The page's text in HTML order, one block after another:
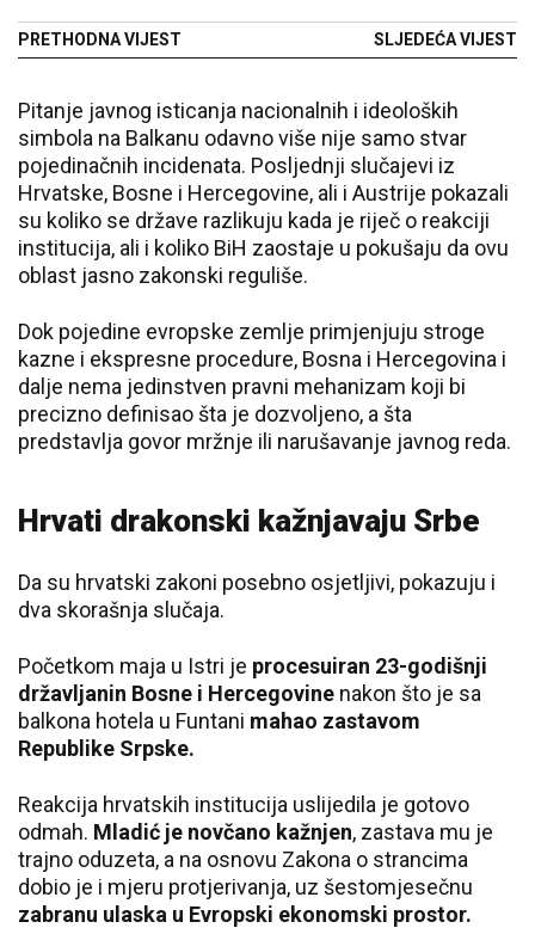
PRETHODNA VIJEST SLJEDEĆA VIJEST
Pitanje javnog isticanja nacionalnih i ideoloških
simbola na Balkanu odavno više nije samo stvar
pojedinačnih incidenata. Posljednji slučajevi iz
Hrvatske, Bosne i Hercegovine, ali i Austrije pokazali
su koliko se države razlikuju kada je riječ o reakciji
institucija, ali i koliko BiH zaostaje u pokušaju da ovu
oblast jasno zakonski reguliše.
Dok pojedine evropske zemlje primjenjuju stroge
kazne i ekspresne procedure, Bosna i Hercegovina i
dalje nema jedinstven pravni mehanizam koji bi
precizno definisao šta je dozvoljeno, a šta
predstavlja govor mržnje ili narušavanje javnog reda.
Hrvati drakonski kažnjavaju Srbe
Da su hrvatski zakoni posebno osjetljivi, pokazuju i
dva skorašnja slučaja.
Početkom maja u Istri je procesuiran 23-godišnji
državljanin Bosne i Hercegovine nakon što je sa
balkona hotela u Funtani mahao zastavom
Republike Srpske.
Reakcija hrvatskih institucija uslijedila je gotovo
odmah. Mladić je novčano kažnjen, zastava mu je
trajno oduzeta, a na osnovu Zakona o strancima
dobio je i mjeru protjerivanja, uz šestomjesečnu
zabranu ulaska u Evropski ekonomski prostor.